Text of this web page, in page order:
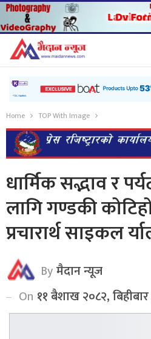
Home TOP With Image
धार्मिक सद्भाव र
लागि गण्डकी
प्रचारार्थ साइकल
Byमैदान न्यूज
On ११ बैशाख २०८२,